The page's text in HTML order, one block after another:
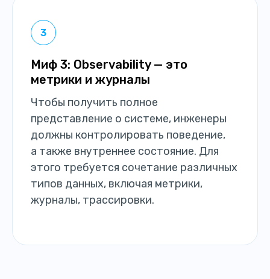
Миф 3: Observability — это
метрики и журналы
Чтобы получить полное
представление о системе, инженеры
должны контролировать поведение,
а также внутреннее состояние. Для
этого требуется сочетание различных
типов данных, включая метрики,
журналы, трассировки.